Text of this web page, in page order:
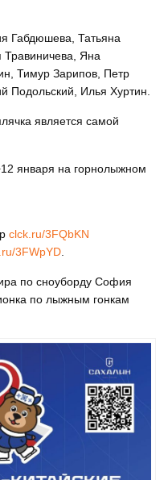
Габдюшева, Татьяна
Травиничева, Яна
Тимур Зарипов, Петр
Подольский, Илья Хуртин.
является самой
января на горнолыжном
clck.ru/3FQbKN
3FWpYD.
по сноуборду София
по лыжным гонкам